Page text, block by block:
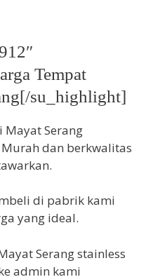
Tempat
su_highlight]
Serang
dan berkwalitas
di pabrik kami
yang ideal.
Serang stainless
admin kami